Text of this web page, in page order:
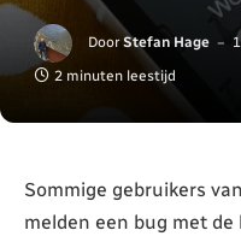
Door Stefan Hage
2 minuten leestijd
Sommige gebruikers
melden een bug met